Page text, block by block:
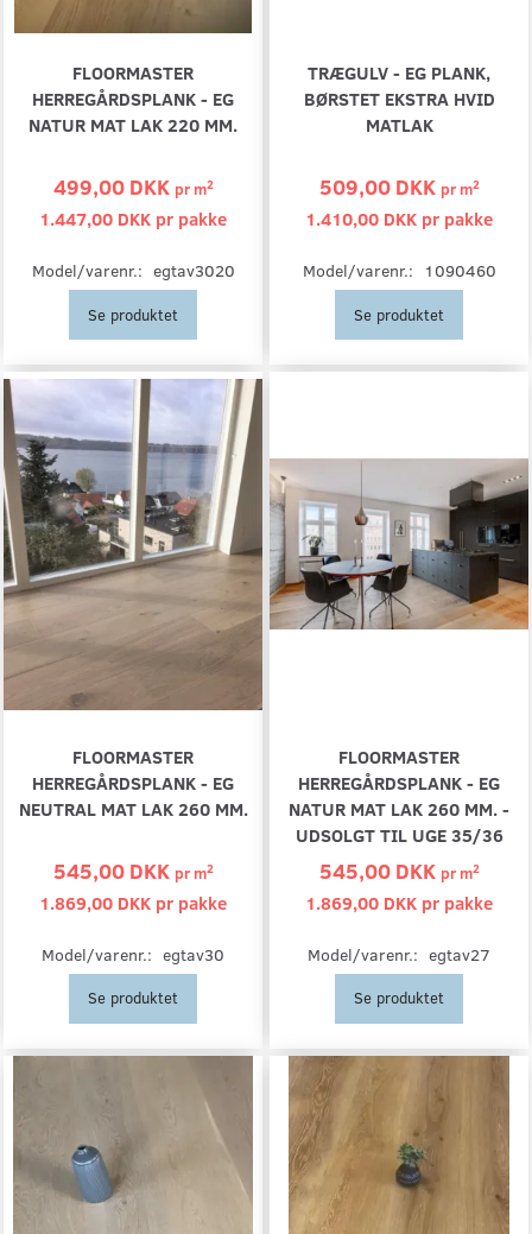
FLOORMASTER
HERREGÅRDSPLANK - EG
NATUR MAT LAK 220 MM.
499,00 DKK prm2
1.447,00 DKK pr pakke
Model/varenr.: egtav3020
Se produktet
TRÆGULV - EG PLANK,
BØRSTET EKSTRA HVID
MATLAK
509,00 DKK prm2
1.410,00 DKK pr pakke
Model/varenr.: 1090460
Se produktet
FLOORMASTER
HERREGÅRDSPLANK - EG
NEUTRAL MAT LAK 260 MM.
545,00 DKK prm2
1.869,00 DKK pr pakke
Model/varenr.: egtav30
Se produktet
FLOORMASTER
HERREGÅRDSPLANK - EG
NATUR MAT LAK 260 MM. -
UDSOLGT TIL UGE 35/36
545,00 DKK prm2
1.869,00 DKK pr pakke
Model/varenr.: egtav27
Se produktet